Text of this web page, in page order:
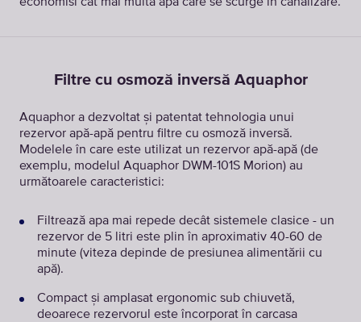
Filtre cu osmoză inversă Aquaphor
Aquaphor a dezvoltat și patentat tehnologia unui
rezervor apă-apă pentru filtre cu osmoză inversă.
Modelele în care este utilizat un rezervor apă-apă (de
exemplu, modelul Aquaphor DWM-101S Morion) au
următoarele caracteristici:
Filtrează apa mai repede decât sistemele clasice - un
rezervor de 5 litri este plin în aproximativ 40-60 de
minute (viteza depinde de presiunea alimentării cu
apă).
Compact și amplasat ergonomic sub chiuvetă,
deoarece rezervorul este încorporat în carcasa